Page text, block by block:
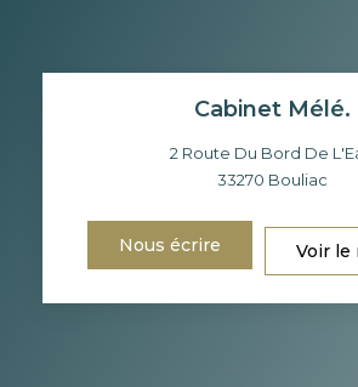
Cabinet Mélé.
2 Route Du Bord De
33270 Bouliac
Nous écrire Voir le